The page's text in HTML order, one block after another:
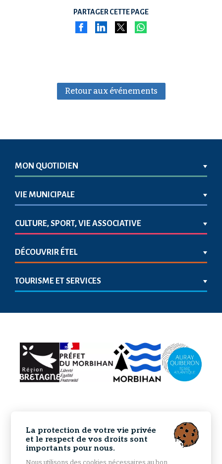
PARTAGER CETTE PAGE
Retour aux événements
MON QUOTIDIEN
VIE MUNICIPALE
CULTURE, SPORT, VIE ASSOCIATIVE
DÉCOUVRIR ÉTEL
TOURISME ET SERVICES
La protection de votre vie privée
et le respect de vos droits sont
importants pour nous.
Nous utilisons des cookies nécessaires au bon